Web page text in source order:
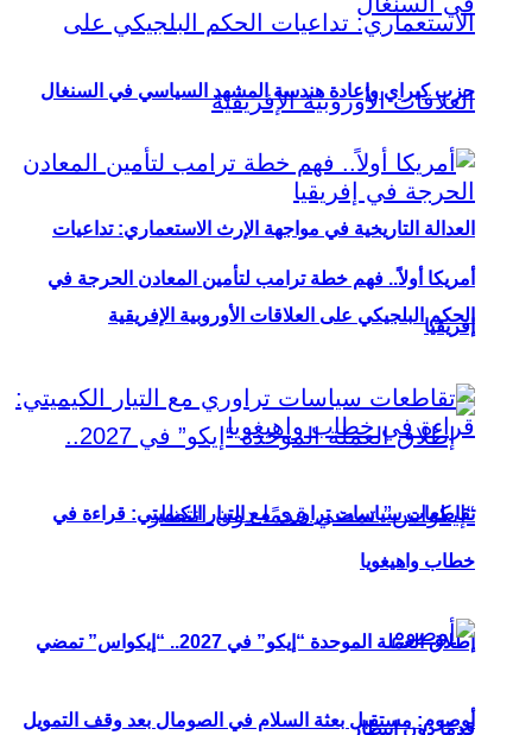
العدالة التاريخية في مواجهة الإرث الاستعماري: تداعيات
الحكم البلجيكي على العلاقات الأوروبية الإفريقية
إطلاق العملة الموحدة “إيكو” في 2027.. “إيكواس” تمضي
قدمًا دون انتظار
حزب كيراي وإعادة هندسة المشهد السياسي في السنغال
أمريكا أولاً.. فهم خطة ترامب لتأمين المعادن الحرجة في
إفريقيا
تقاطعات سياسات تراوري مع التيار الكيميتي: قراءة في
خطاب واهيغويا
أوصوم: مستقبل بعثة السلام في الصومال بعد وقف التمويل